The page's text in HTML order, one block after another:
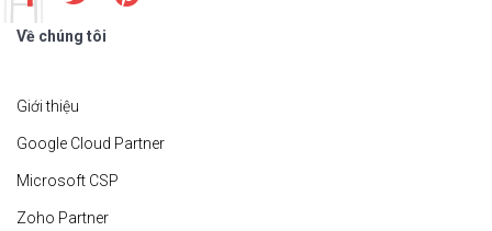
Về chúng tôi
Giới thiệu
Google Cloud Partner
Microsoft CSP
Zoho Partner